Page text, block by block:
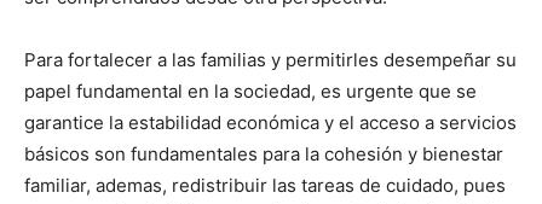
Para fortalecer a las familias y permitirles desempeñar su
papel fundamental en la sociedad, es urgente que se
garantice la estabilidad económica y el acceso a servicios
básicos son fundamentales para la cohesión y bienestar
familiar, ademas, redistribuir las tareas de cuidado, pues